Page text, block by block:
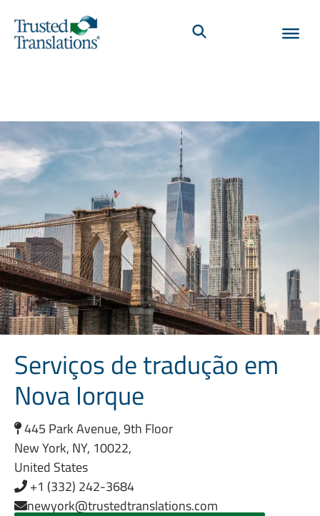
Serviços de tradução em
Nova Iorque
445 Park Avenue, 9th Floor
New York, NY, 10022,
United States
+1 (332) 242-3684
newyork@trustedtranslations.com